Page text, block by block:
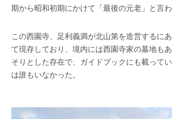
期から昭和初期にかけて「最後の元老」と言
この西園寺、足利義満が北山第を造営するに
て現存しており、境内には西園寺家の墓地も
そりとした存在で、ガイドブックにも載って
は誰もいなかった。